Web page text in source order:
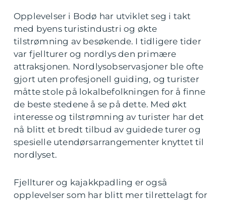
Opplevelser i Bodø har utviklet seg i takt
med byens turistindustri og økte
tilstrømning av besøkende. I tidligere tider
var fjellturer og nordlys den primære
attraksjonen. Nordlysobservasjoner ble ofte
gjort uten profesjonell guiding, og turister
måtte stole på lokalbefolkningen for å finne
de beste stedene å se på dette. Med økt
interesse og tilstrømning av turister har det
nå blitt et bredt tilbud av guidede turer og
spesielle utendørsarrangementer knyttet til
nordlyset.
Fjellturer og kajakkpadling er også
opplevelser som har blitt mer tilrettelagt for